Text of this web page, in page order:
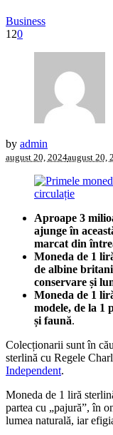
Business
120
by admin
august 20, 2024august 20,
Aproape 3
ajunge în
marcat din
Moneda de 1
de albine
conservare și
Moneda de 1
modele, de la 1
și faună.
Colecționarii sunt în
sterlină cu Regele
Independent.
Moneda de 1 liră
partea cu „pajură”, în
lumea naturală, iar